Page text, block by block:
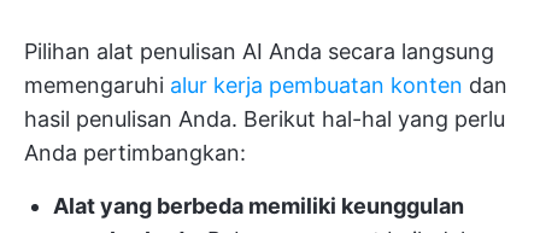
Pilihan alat penulisan AI Anda secara langsung
memengaruhi alur kerja pembuatan konten dan
hasil penulisan Anda. Berikut hal-hal yang perlu
Anda pertimbangkan:
Alat yang berbeda memiliki keunggulan